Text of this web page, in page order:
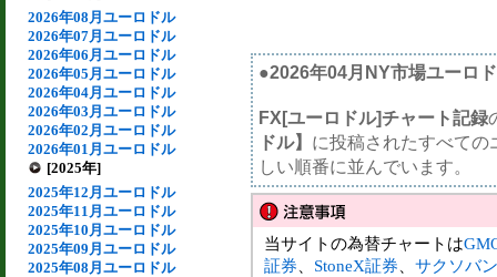
2026年08月ユーロドル
2026年07月ユーロドル
2026年06月ユーロドル
2026年05月ユーロドル
2026年04月ユーロドル
2026年03月ユーロドル
2026年02月ユーロドル
2026年01月ユーロドル
[2025年]
2025年12月ユーロドル
2025年11月ユーロドル
2025年10月ユーロドル
2025年09月ユーロドル
2025年08月ユーロドル
●2026年04月NY市場ユーロ
FX[ユーロドル]チャート記録
ドル】 に投稿されたすべて
しい順番に並んでいます。
当サイトの為替チャートは
証券
StoneX証券
サクソバ